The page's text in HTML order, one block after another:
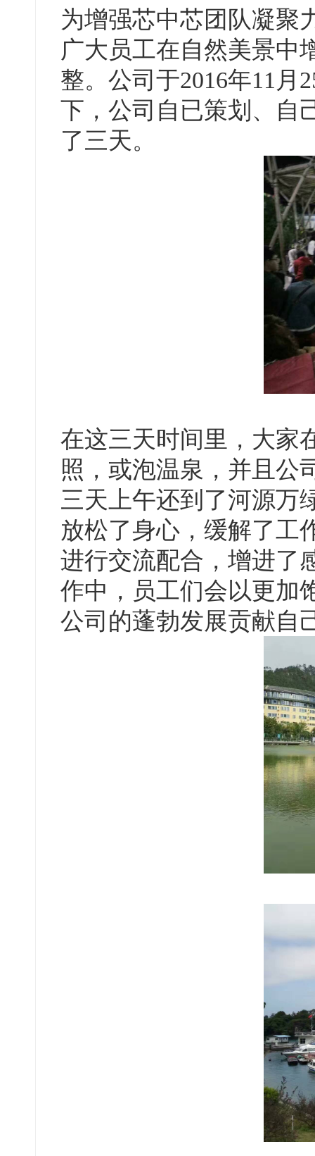
为增强芯中芯团队凝聚
广大员工在自然美景中
整。公司于2016年11月
下，公司自已策划、自
了三天。
在这三天时间里，大家
照，或泡温泉，并且公
三天上午还到了河源万
放松了身心，缓解了工
进行交流配合，增进了
作中，员工们会以更加
公司的蓬勃发展贡献自